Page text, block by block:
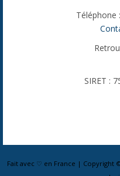
Téléphone
SIRET :
Fait avec ♡ en France | Copyright